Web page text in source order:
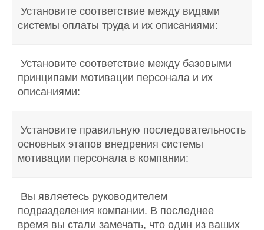
Установите соответствие между видами
системы оплаты труда и их описаниями:
Установите соответствие между базовыми
принципами мотивации персонала и их
описаниями:
Установите правильную последовательность
основных этапов внедрения системы
мотивации персонала в компании:
Вы являетесь руководителем
подразделения компании. В последнее
время вы стали замечать, что один из ваших